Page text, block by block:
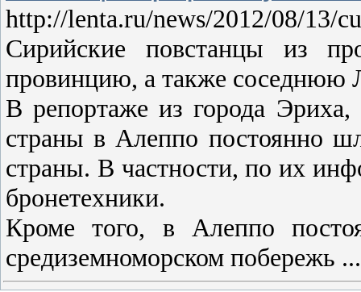
http://lenta.ru/news/2012/08/13/
Сирийские повстанцы из
провинцию, а также соседнюю
В репортаже из города
страны в Алеппо постоянно
страны. В частности, по их
бронетехники.
Кроме того, в Алеппо
средиземноморском побережь